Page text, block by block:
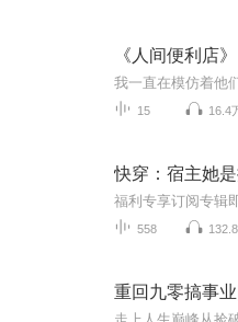
《人间便利店
15 16.4
快穿：宿主她
558
重回九零搞事